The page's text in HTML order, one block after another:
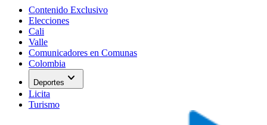
Contenido Exclusivo
Elecciones
Cali
Valle
Comunicadores en Comunas
Colombia
Deportes expand_more
Licita
Turismo